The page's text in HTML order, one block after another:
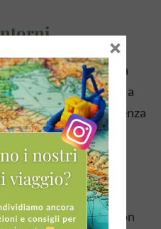
bene a una giornata
chilometri si trova la
— un’altra residenza
— e la città di
cibo e la tradizione
in Italia.
l’Emilia Romagna
con
×